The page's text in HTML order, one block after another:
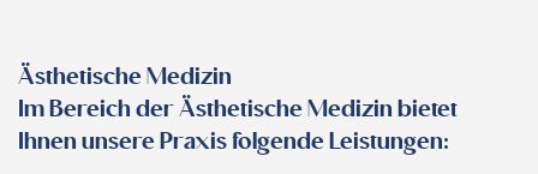
Ästhetische Medizin
Im Bereich der Ästhetische Medizin bietet
Ihnen unsere Praxis folgende Leistungen: